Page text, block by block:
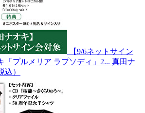
【9/6ネットサイン
「プルメリア ラプソディ」2... 真田ナ
込）